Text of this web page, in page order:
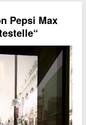
Pepsi Max